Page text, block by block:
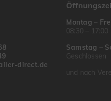
direct.de
Montag
08:30 – 17:00
Samstag
Geschlossen
und nach